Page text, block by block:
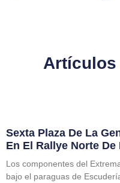
Artículos
Sexta Plaza De La
En El Rallye Norte
Los componentes del
bajo el paraguas de